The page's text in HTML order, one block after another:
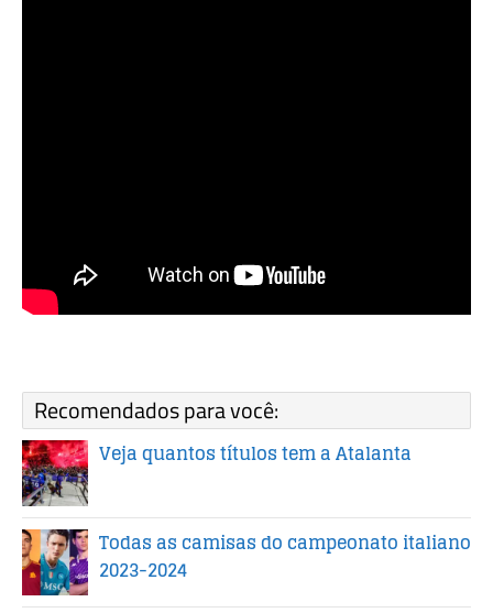
Recomendados para você:
Veja quantos títulos tem a Atalanta
Todas as camisas do campeonato italiano
2023-2024